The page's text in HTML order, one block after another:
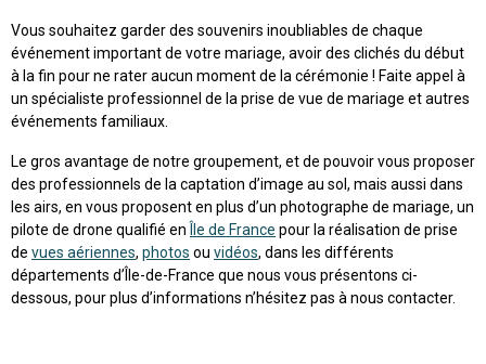
Vous souhaitez garder des souvenirs inoubliables de chaque
événement important de votre mariage, avoir des clichés du début
à la fin pour ne rater aucun moment de la cérémonie ! Faite appel à
un spécialiste professionnel de la prise de vue de mariage et autres
événements familiaux.
Le gros avantage de notre groupement, et de pouvoir vous proposer
des professionnels de la captation d’image au sol, mais aussi dans
les airs, en vous proposent en plus d’un photographe de mariage, un
pilote de drone qualifié en
Île de France pour la réalisation de prise
de vues aériennes, photos ou vidéos, dans les différents
départements d’Île-de-France que nous vous présentons ci-
dessous, pour plus d’informations n’hésitez pas à nous contacter.